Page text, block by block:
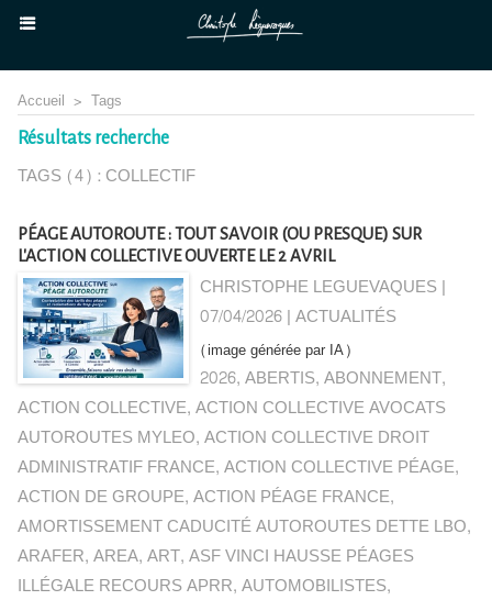
Accueil > Tags
Résultats recherche
TAGS (4) : COLLECTIF
PÉAGE AUTOROUTE : TOUT SAVOIR (OU PRESQUE) SUR
L'ACTION COLLECTIVE OUVERTE LE 2 AVRIL
CHRISTOPHE LEGUEVAQUES |
07/04/2026|ACTUALITÉS
(image générée par IA)
2026,ABERTIS,ABONNEMENT,
ACTION COLLECTIVE,ACTION COLLECTIVE AVOCATS
AUTOROUTES MYLEO,ACTION COLLECTIVE DROIT
ADMINISTRATIF FRANCE,ACTION COLLECTIVE PÉAGE,
ACTION DE GROUPE,ACTION PÉAGE FRANCE,
AMORTISSEMENT CADUCITÉ AUTOROUTES DETTE LBO,
ARAFER,AREA,ART,ASF VINCI HAUSSE PÉAGES
ILLÉGALE RECOURS APRR,AUTOMOBILISTES,